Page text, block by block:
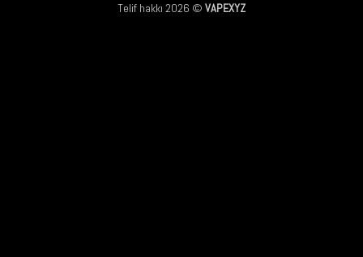
Telif hakkı 2026 © VAPEXYZ